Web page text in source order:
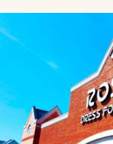
Vida y estilo
Tv
Mediakit
abre en nueva pestaña
México